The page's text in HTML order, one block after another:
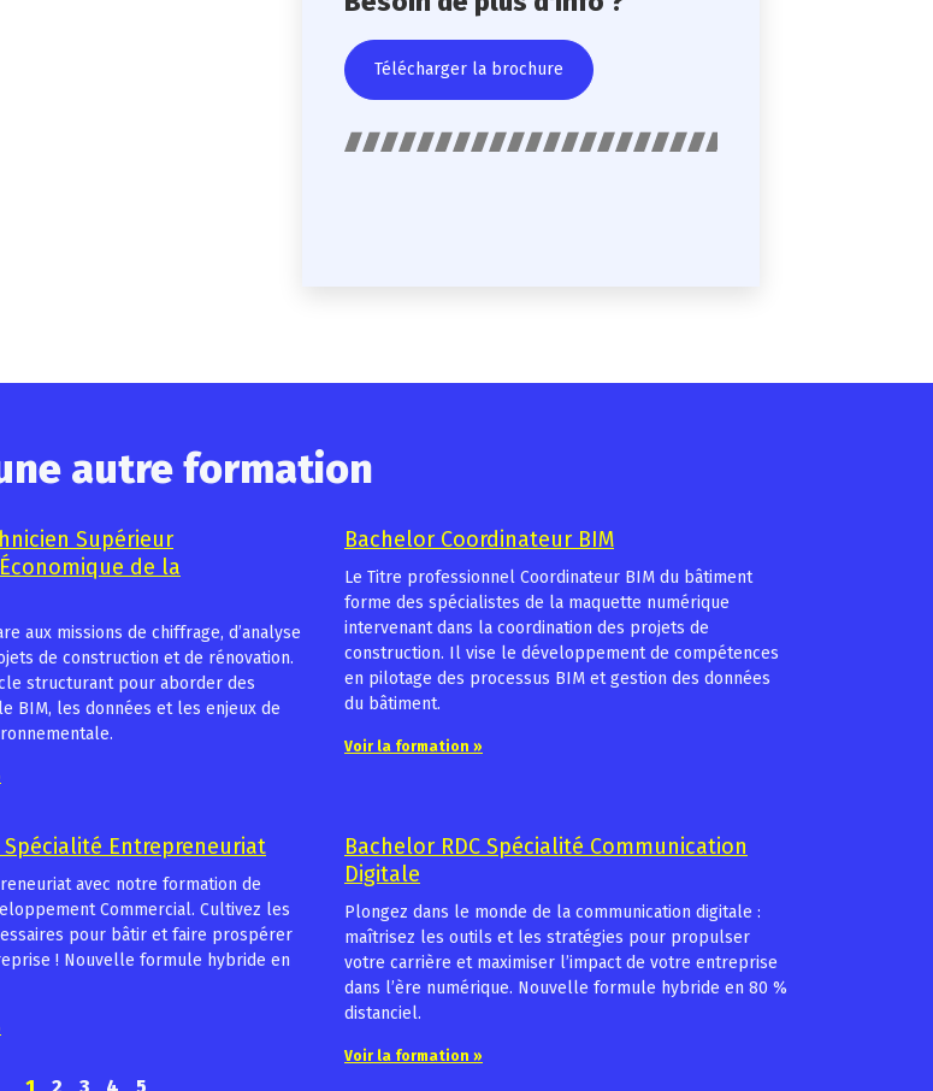
Télécharger la brochure
autre formation
Supérieur
de la
aux missions de chiffrage, d’analyse
de construction et de rénovation.
structurant pour aborder des
BIM, les données et les enjeux de
Bachelor Coordinateur BIM
Le Titre professionnel Coordinateur BIM du bâtiment
forme des spécialistes de la maquette numérique
intervenant dans la coordination des projets de
construction. Il vise le développement de compétences
en pilotage des processus BIM et gestion des données
du bâtiment.
Voir la formation »
Spécialité Entrepreneuriat
avec notre formation de
Commercial. Cultivez les
pour bâtir et faire prospérer
! Nouvelle formule hybride en
Bachelor RDC Spécialité Communication
Digitale
Plongez dans le monde de la communication digitale :
maîtrisez les outils et les stratégies pour propulser
votre carrière et maximiser l’impact de votre entreprise
dans l’ère numérique. Nouvelle formule hybride en 80 %
distanciel.
Voir la formation »